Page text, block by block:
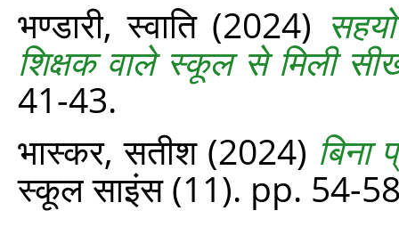
भण्डारी, स्वाति(2024)
शिक्षक वाले स्कूल से मिली
41-43.
भास्कर, सतीश(2024) बिना
स्‍कूल साइंस (11). pp. 54-